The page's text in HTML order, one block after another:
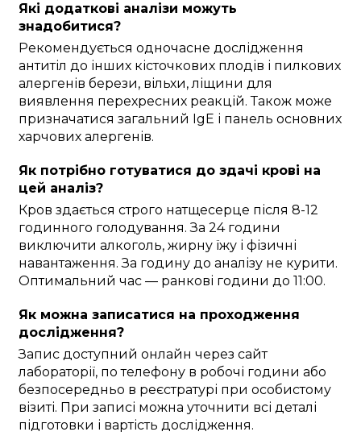
Які додаткові аналізи можуть
знадобитися?
Рекомендується одночасне дослідження
антитіл до інших кісточкових плодів і пилкових
алергенів берези, вільхи, ліщини для
виявлення перехресних реакцій. Також може
призначатися загальний IgE і панель основних
харчових алергенів.
Як потрібно готуватися до здачі крові на
цей аналіз?
Кров здається строго натщесерце після 8-12
годинного голодування. За 24 години
виключити алкоголь, жирну їжу і фізичні
навантаження. За годину до аналізу не курити.
Оптимальний час — ранкові години до 11:00.
Як можна записатися на проходження
дослідження?
Запис доступний онлайн через сайт
лабораторії, по телефону в робочі години або
безпосередньо в реєстратурі при особистому
візиті. При записі можна уточнити всі деталі
підготовки і вартість дослідження.